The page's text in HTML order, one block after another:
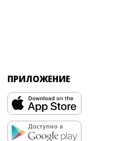
ПРИЛОЖЕНИЕ